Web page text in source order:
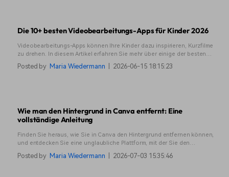
Die 10+ besten Videobearbeitungs-Apps für Kinder 2026
Videobearbeitungs-Apps können Ihre Kinder dazu inspirieren, Kurzfilme
zu drehen. In diesem Artikel erfahren Sie mehr über einige der besten
Videobearbeitungs-Apps für Kinder und können entscheiden, welche
Videobearbeitungs-App die richtige Wahl ist.
Posted by Maria Wiedermann 2026-06-15 18:15:23
Wie man den Hintergrund in Canva entfernt: Eine
vollständige Anleitung
Finden Sie heraus, wie Sie in Canva den Hintergrund entfernen können,
und entdecken Sie eine unglaubliche Plattform, mit der Sie den
Videohintergrund in der mobilen App und auf dem Computer reibungslos
löschen können.
Posted by Maria Wiedermann 2026-07-03 15:35:46